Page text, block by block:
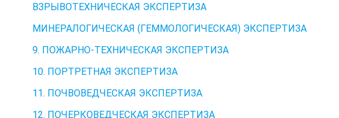
ВЗРЫВОТЕХНИЧЕСКАЯ ЭКСПЕРТИЗА
МИНЕРАЛОГИЧЕСКАЯ (ГЕММОЛОГИЧЕСКАЯ) ЭКСПЕРТИЗА
9. ПОЖАРНО-ТЕХНИЧЕСКАЯ ЭКСПЕРТИЗА
10. ПОРТРЕТНАЯ ЭКСПЕРТИЗА
11. ПОЧВОВЕДЧЕСКАЯ ЭКСПЕРТИЗА
12. ПОЧЕРКОВЕДЧЕСКАЯ ЭКСПЕРТИЗА